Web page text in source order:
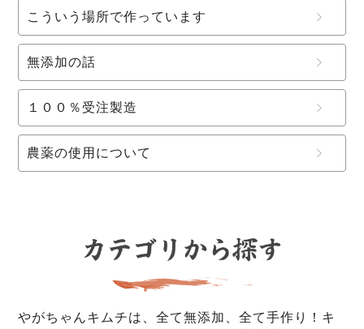
こういう場所で作っています
無添加の話
１００％受注製造
農薬の使用について
やがちゃんキムチは、全て無添加、全て手作り！キ